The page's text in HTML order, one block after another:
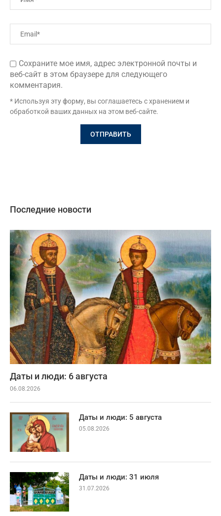
Сохраните мое имя, адрес электронной почты и
веб-сайт в этом браузере для следующего
комментария.
* Используя эту форму, вы соглашаетесь с хранением и
обработкой ваших данных на этом веб-сайте.
Последние новости
Даты и люди: 6 августа
06.08.2026
Даты и люди: 5 августа
05.08.2026
Даты и люди: 31 июля
31.07.2026